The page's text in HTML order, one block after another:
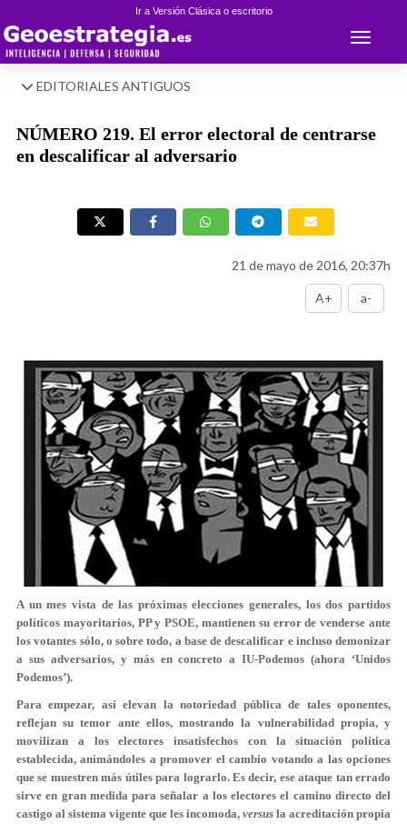
Ir a Versión Clásica o escritorio
Toggle
EDITORIALES ANTIGUOS
NÚMERO 219. El error electoral de centrarse
en descalificar al adversario
21 de mayo de 2016, 20:37h
A+ a-
A un mes vista de las próximas elecciones generales, los dos partidos
políticos mayoritarios, PP y PSOE, mantienen su error de venderse ante
los votantes sólo, o sobre todo, a base de descalificar e incluso demonizar
a sus adversarios, y más en concreto a IU-Podemos (ahora ‘Unidos
Podemos’).
Para empezar, así elevan la notoriedad pública de tales oponentes,
reflejan su temor ante ellos, mostrando la vulnerabilidad propia, y
movilizan a los electores insatisfechos con la situación política
establecida, animándoles a promover el cambio votando a las opciones
que se muestren más útiles para lograrlo. Es decir, ese ataque tan errado
sirve en gran medida para señalar a los electores el camino directo del
castigo al sistema vigente que les incomoda, versus la acreditación propia